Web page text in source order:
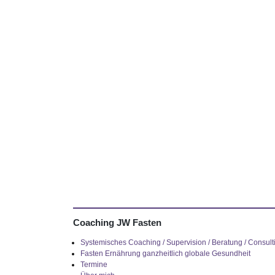
Coaching JW Fasten
Systemisches Coaching / Supervision / Beratung /
Fasten Ernährung ganzheitlich globale Gesundheit
Termine